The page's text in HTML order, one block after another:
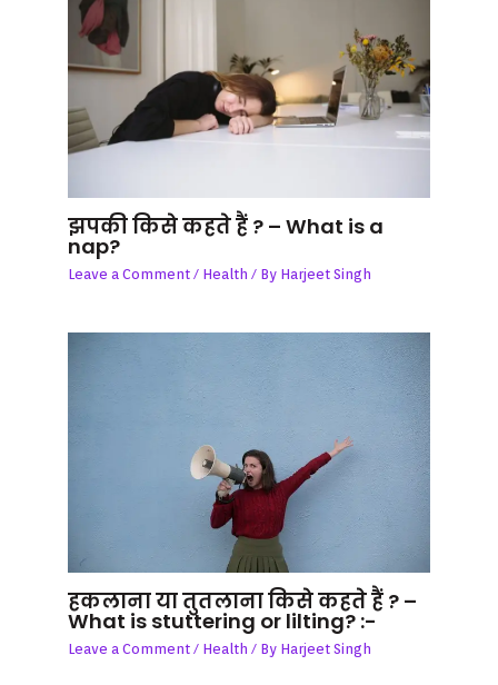
झपकी किसे कहते हैं ? – What is a
nap?
Leave a Comment / Health / By Harjeet Singh
हकलाना या तुतलाना किसे कहते हैं ? –
What is stuttering or lilting? :-
Leave a Comment / Health / By Harjeet Singh